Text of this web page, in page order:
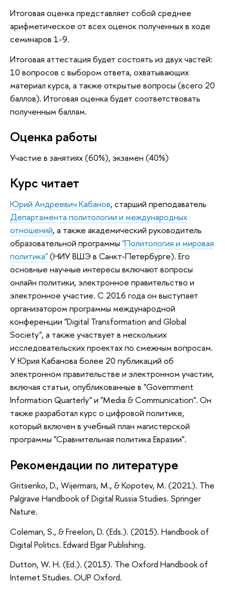
Итоговая оценка представляет собой среднее
арифметическое от всех оценок полученных в ходе
семинаров 1-9.
Итоговая аттестация будет состоять из двух частей:
10 вопросов с выбором ответа, охватывающих
материал курса, а также открытые вопросы (всего 20
баллов). Итоговая оценка будет соответствовать
полученным баллам.
Оценка работы
Участие в занятиях (60%), экзамен (40%)
Курс читает
Юрий Андреевич Кабанов, старший преподаватель
Департамента политологии и международных
отношений, а также академический руководитель
образовательной программы "Политология и мировая
политика"(НИУ ВШЭ в Санкт-Петербурге). Его
основные научные интересы включают вопросы
онлайн политики, электронное правительство и
электронное участие. С 2016 года он выступает
организатором программы международной
конференции "Digital Transformation and Global
Society", а также участвует в нескольких
исследовательских проектах по смежным вопросам.
У Юрия Кабанова более 20 публикаций об
электронном правительстве и электронном участии,
включая статьи, опубликованные в "Government
Information Quarterly" и "Media & Communication". Он
также разработал курс о цифровой политике,
который включен в учебный план магистерской
программы "Сравнительная политика Евразии".
Рекомендации по литературе
Gritsenko, D., Wijermars, M., & Kopotev, M. (2021). The
Palgrave Handbook of Digital Russia Studies. Springer
Nature.
Coleman, S., & Freelon, D. (Eds.). (2015). Handbook of
Digital Politics. Edward Elgar Publishing.
Dutton, W. H. (Ed.). (2013). The Oxford Handbook of
Internet Studies. OUP Oxford.